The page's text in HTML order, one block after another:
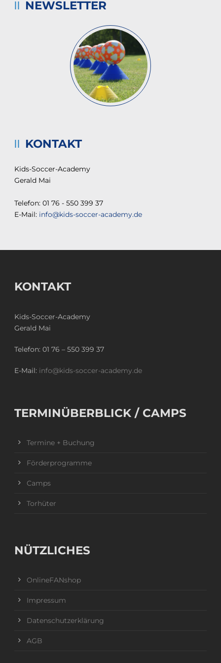
NEWSLETTER
KONTAKT
Kids-Soccer-Academy
Gerald Mai
Telefon: 01 76 - 550 399 37
E-Mail: info@kids-soccer-academy.de
KONTAKT
Kids-Soccer-Academy
Gerald Mai
Telefon: 01 76 – 550 399 37
E-Mail: info@kids-soccer-academy.de
TERMINÜBERBLICK / CAMPS
Termine + Buchung
Förderprogramme
Camps
Torhüter
NÜTZLICHES
OnlineFANshop
Impressum
Datenschutzerklärung
AGB